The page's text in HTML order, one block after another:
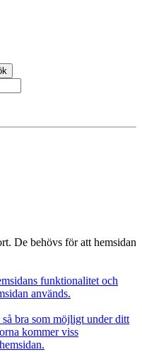
De behövs för att hemsidan
funktionalitet och
används.
så bra som möjligt under ditt
kommer viss